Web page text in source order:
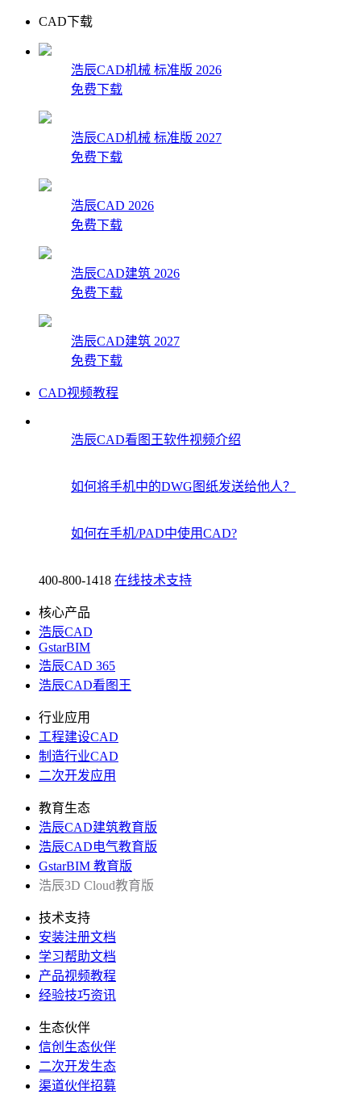
CAD下载
浩辰CAD机械 标准版 2026
免费下载
浩辰CAD机械 标准版 2027
免费下载
浩辰CAD 2026
免费下载
浩辰CAD建筑 2026
免费下载
浩辰CAD建筑 2027
免费下载
CAD视频教程
浩辰CAD看图王软件视频介绍
如何将手机中的DWG图纸发送给他人？
如何在手机/PAD中使用CAD?
400-800-1418 在线技术支持
核心产品
浩辰CAD
GstarBIM
浩辰CAD 365
浩辰CAD看图王
行业应用
工程建设CAD
制造行业CAD
二次开发应用
教育生态
浩辰CAD建筑教育版
浩辰CAD电气教育版
GstarBIM 教育版
浩辰3D Cloud教育版
技术支持
安装注册文档
学习帮助文档
产品视频教程
经验技巧资讯
生态伙伴
信创生态伙伴
二次开发生态
渠道伙伴招募